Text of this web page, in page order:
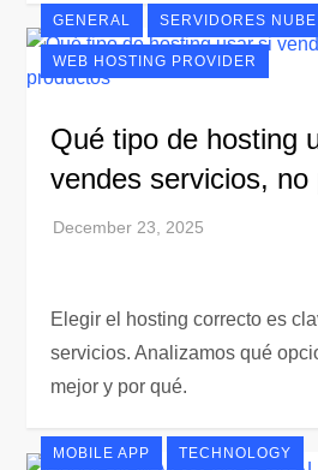
GENERAL SERVIDORES
WEB HOSTING PROVIDER
Qué tipo de hosting
vendes servicios, no
Elegir el hosting correcto es
servicios. Analizamos qué
mejor y por qué.
MOBILE APP TECHNOLOGY